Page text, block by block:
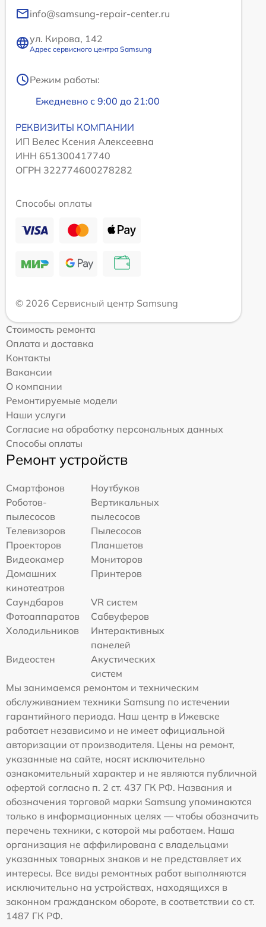
info@samsung-repair-center.ru
ул. Кирова, 142
Адрес сервисного центра Samsung
Режим работы:
Ежедневно с 9:00 до 21:00
РЕКВИЗИТЫ КОМПАНИИ
ИП Велес Ксения Алексеевна
ИНН 651300417740
ОГРН 322774600278282
Способы оплаты
© 2026 Сервисный центр Samsung
Стоимость ремонта
Оплата и доставка
Контакты
Вакансии
О компании
Ремонтируемые модели
Наши услуги
Согласие на обработку персональных данных
Способы оплаты
Ремонт устройств
Смартфонов
Ноутбуков
Роботов-
пылесосов
Вертикальных
пылесосов
Телевизоров
Пылесосов
Проекторов
Планшетов
Видеокамер
Мониторов
Домашних
кинотеатров
Принтеров
Саундбаров
VR систем
Фотоаппаратов
Сабвуферов
Холодильников
Интерактивных
панелей
Видеостен
Акустических
систем
Мы занимаемся ремонтом и техническим
обслуживанием техники Samsung по истечении
гарантийного периода. Наш центр в Ижевске
работает независимо и не имеет официальной
авторизации от производителя. Цены на ремонт,
указанные на сайте, носят исключительно
ознакомительный характер и не являются публичной
офертой согласно п. 2 ст. 437 ГК РФ. Названия и
обозначения торговой марки Samsung упоминаются
только в информационных целях — чтобы обозначить
перечень техники, с которой мы работаем. Наша
организация не аффилирована с владельцами
указанных товарных знаков и не представляет их
интересы. Все виды ремонтных работ выполняются
исключительно на устройствах, находящихся в
законном гражданском обороте, в соответствии со ст.
1487 ГК РФ.